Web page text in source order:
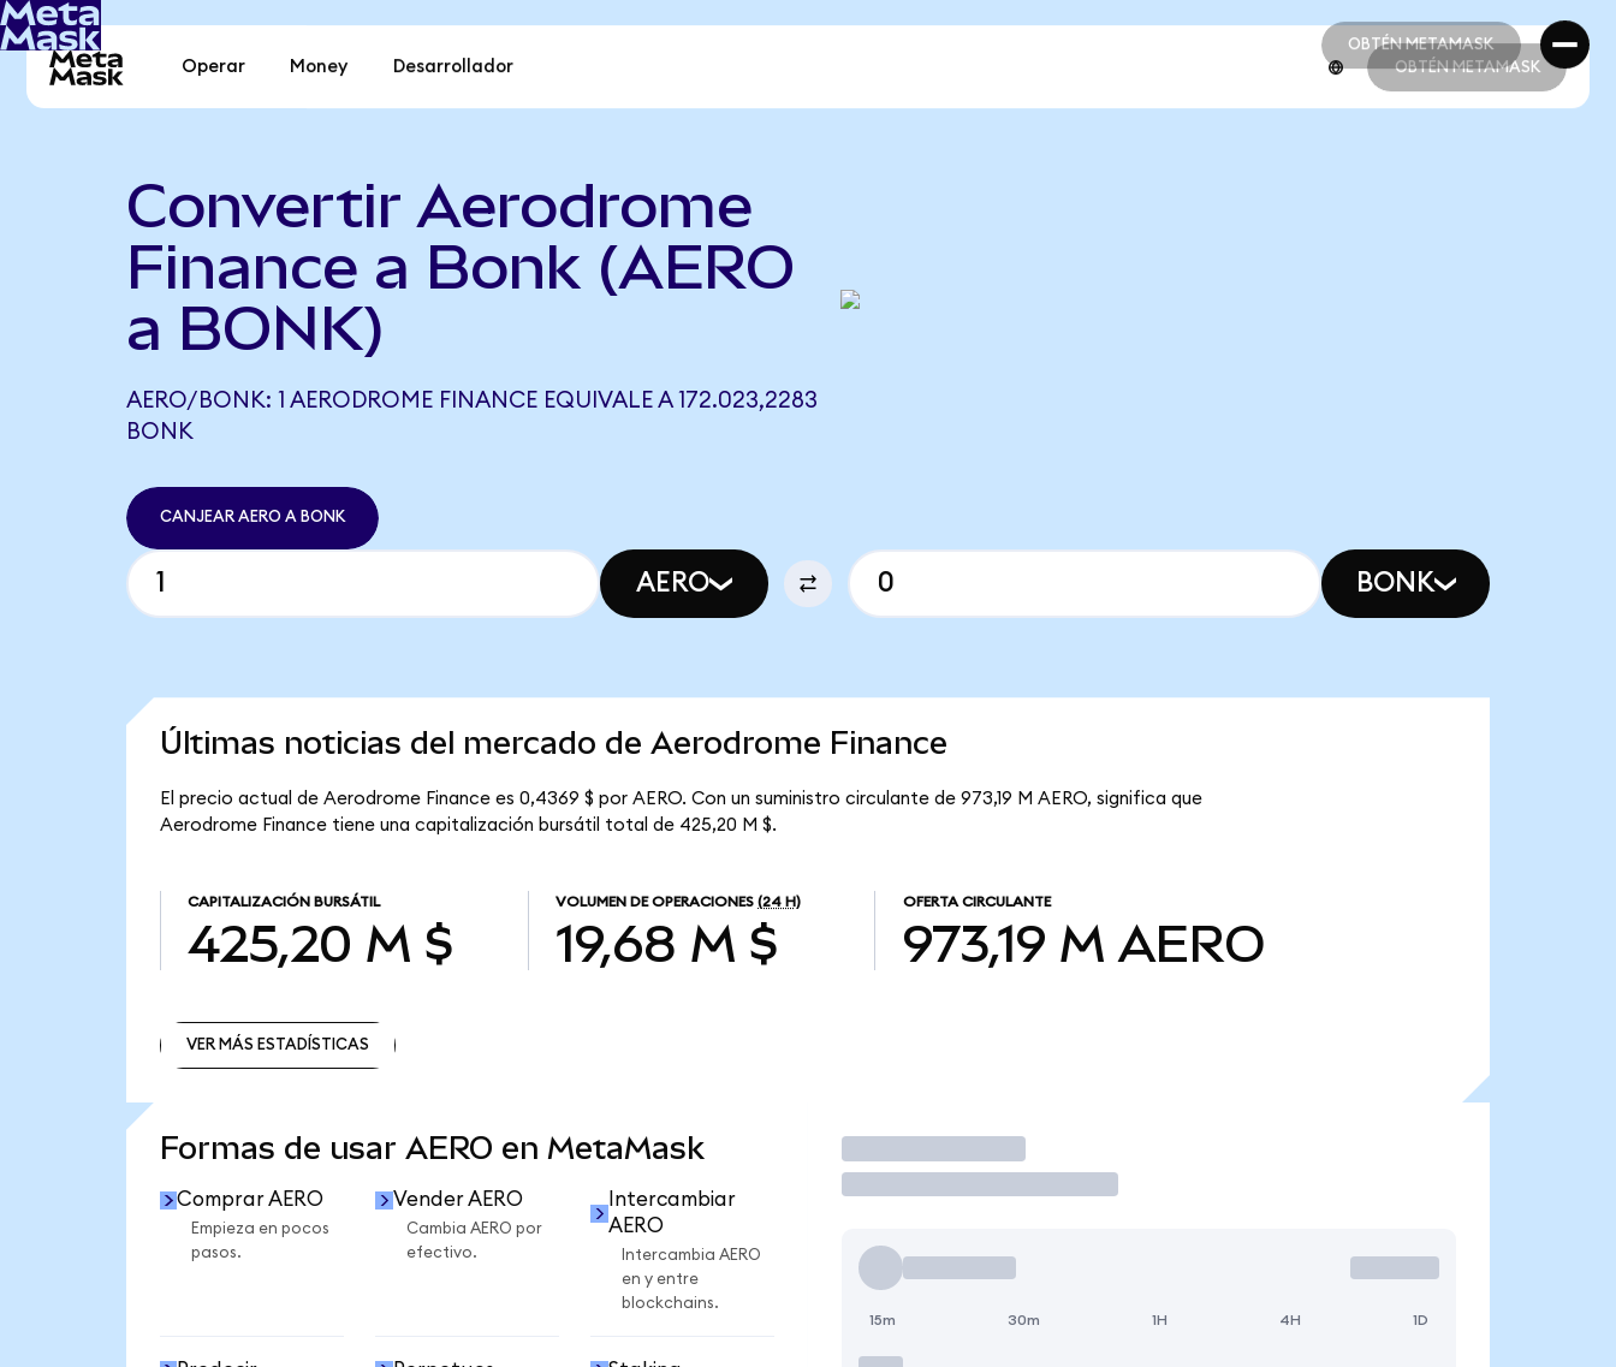
OBTÉN METAMASK
OBTÉN METAMASK
Operar Money Desarrollador OBTÉN METAMASK
Convertir Aerodrome
Finance a Bonk (AERO
a BONK)
AERO/BONK: 1 AERODROME FINANCE EQUIVALE A 172.023,2283
BONK
CANJEAR AERO A BONK
AERO BONK
Últimas noticias del mercado de Aerodrome Finance
El precio actual de Aerodrome Finance es 0,4369 $ por AERO. Con un suministro circulante de 973,19 M AERO, significa que
Aerodrome Finance tiene una capitalización bursátil total de 425,20 M $.
CAPITALIZACIÓN BURSÁTIL
425,20 M $
VOLUMEN DE OPERACIONES (24 H)
19,68 M $
OFERTA CIRCULANTE
973,19 M AERO
VER MÁS ESTADÍSTICAS
Formas de usar AERO en MetaMask
Comprar AERO
Empieza en pocos
pasos.
Vender AERO
Cambia AERO por
efectivo.
Intercambiar
AERO
Intercambia AERO
en y entre
blockchains.
Operar
15m 30m 1H 4H 1D